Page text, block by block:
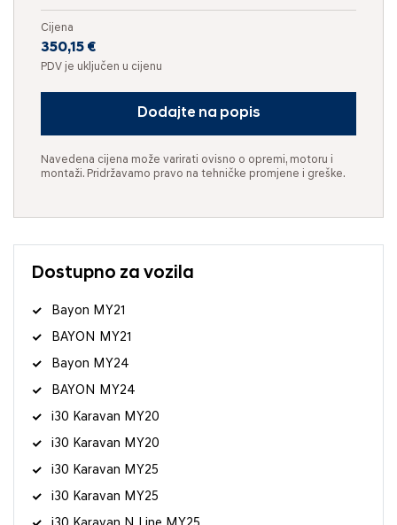
Cijena
350,15 €
PDV je uključen u cijenu
Dodajte na popis
Navedena cijena može varirati ovisno o opremi, motoru i
montaži. Pridržavamo pravo na tehničke promjene i greške.
Dostupno za vozila
Bayon MY21
BAYON MY21
Bayon MY24
BAYON MY24
i30 Karavan MY20
i30 Karavan MY20
i30 Karavan MY25
i30 Karavan MY25